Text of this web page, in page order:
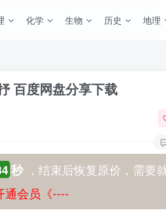
化学 生物 历史 地理
百度网盘分享下载
秒，结束后恢复原价，需要
通会员《----